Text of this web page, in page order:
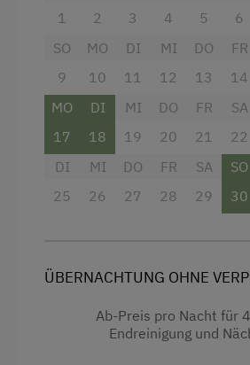
entspannte Stunden im Freien.
WLAN vorhanden. Frische
Sie bereit. Als
gewährleistet sie ein stets
Der charmante Altbau-
Wohnung ein besonderes Flair.
Getränke können Sie direkt im
Backofen
Balkon/Terrasse
1
2
3
4
5
6
SO
9
MO
10
DI
11
MI
12
DO
13
FR
14
MO
17
DI
18
MI
19
DO
20
FR
21
SA
22
DI
25
MI
26
DO
27
FR
28
SA
29
SO
30
ÜBERNACHTUNG OHNE
Ab-Preis pro Nacht für
Endreinigung und